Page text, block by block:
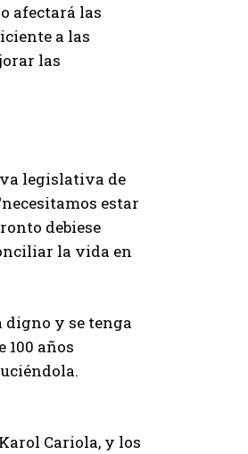
afectará las
a las
las
legislativa de
estar
debiese
la vida en
digno y se tenga
100 años
Cariola, y los